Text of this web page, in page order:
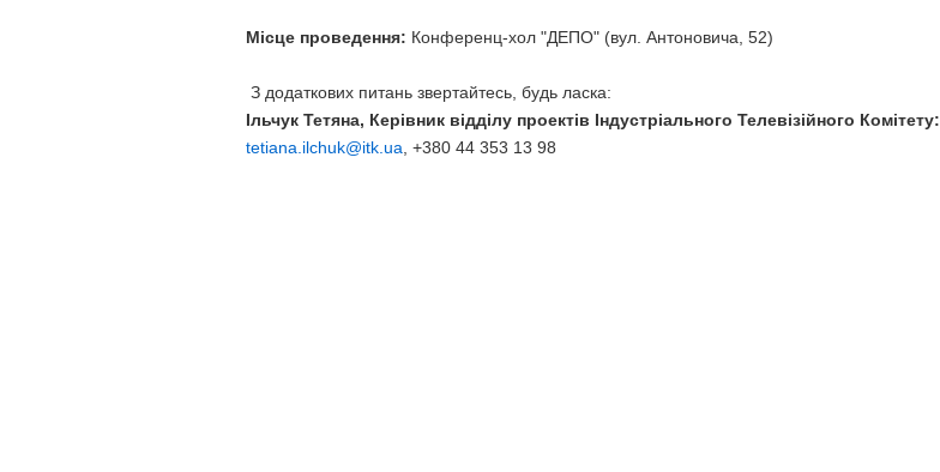
Місце проведення: Конференц-хол "ДЕПО" (вул. Антоновича, 52)
З додаткових питань звертайтесь, будь ласка:
Ільчук Тетяна, Керівник відділу проектів Індустріального Телевізійного Комітету:
tetiana.ilchuk@itk.ua , +380 44 353 13 98